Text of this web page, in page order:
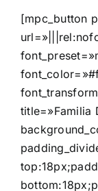
[mpc_button
title=»Familia